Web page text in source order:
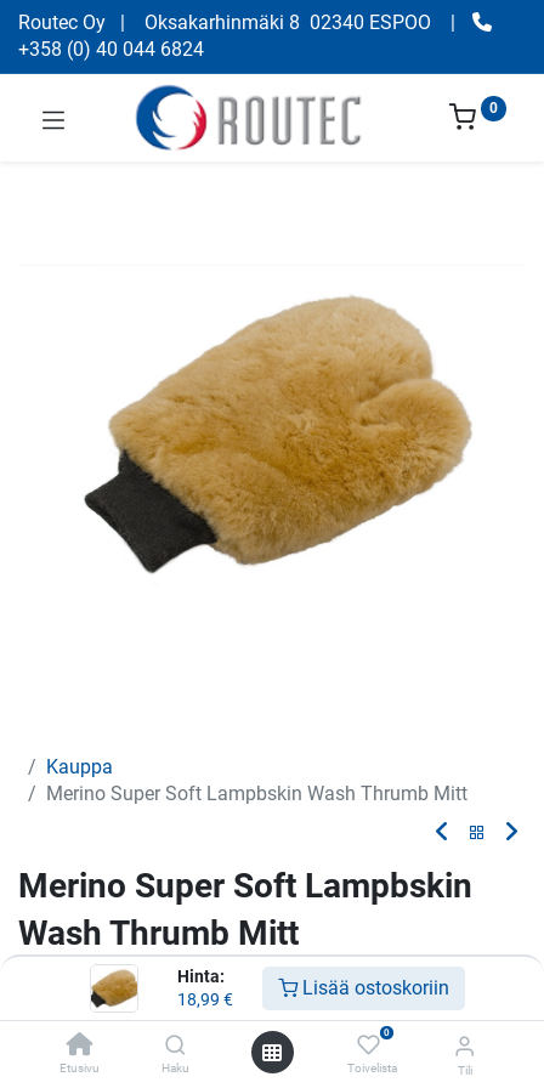
Hinta:
18,99 € Lisää ostoskoriin
Etusivu Haku
0
Toivelista Tili
Routec Oy | Oksakarhinmäki 8 02340 ESPOO
|
+358 (0) 40 044 6824
0
Kauppa
Merino Super Soft Lampbskin Wash Thrumb Mitt
Merino Super Soft Lampbskin
Wash Thrumb Mitt
Pesukinnas peukalonpaikalla
18,99€